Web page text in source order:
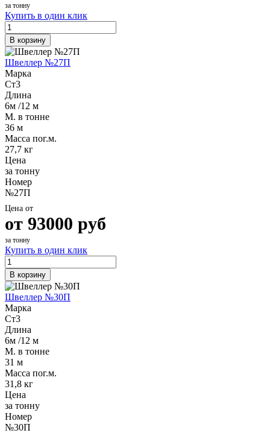
за тонну
Купить в один клик
В корзину
Швеллер №27П
Марка
Ст3
Длина
6м /12 м
М. в тонне
36 м
Масса пог.м.
27,7 кг
Цена
за тонну
Номер
№27П
Цена от
от 93000 руб
за тонну
Купить в один клик
В корзину
Швеллер №30П
Марка
Ст3
Длина
6м /12 м
М. в тонне
31 м
Масса пог.м.
31,8 кг
Цена
за тонну
Номер
№30П